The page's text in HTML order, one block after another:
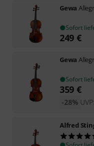
Gewa
Sofort
249 €
Gewa
Sofort
359 €
UVP:
-28%
Alfred